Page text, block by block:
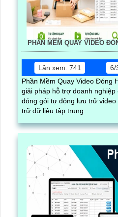
PHẦN MỀM QUAY VIDEO
Lần xem: 741
6/
Phần Mềm Quay Video Đóng
giải pháp hỗ trợ doanh
đóng gói tự động lưu trữ
trữ dữ liệu tập trung